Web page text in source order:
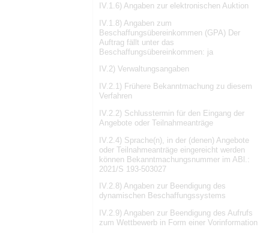
IV.1.6) Angaben zur elektronischen Auktion
IV.1.8) Angaben zum
Beschaffungsübereinkommen (GPA) Der
Auftrag fällt unter das
Beschaffungsübereinkommen: ja
IV.2) Verwaltungsangaben
IV.2.1) Frühere Bekanntmachung zu diesem
Verfahren
IV.2.2) Schlusstermin für den Eingang der
Angebote oder Teilnahmeanträge
IV.2.4) Sprache(n), in der (denen) Angebote
oder Teilnahmeanträge eingereicht werden
können Bekanntmachungsnummer im ABl.:
2021/S 193-503027
IV.2.8) Angaben zur Beendigung des
dynamischen Beschaffungssystems
IV.2.9) Angaben zur Beendigung des Aufrufs
zum Wettbewerb in Form einer Vorinformation